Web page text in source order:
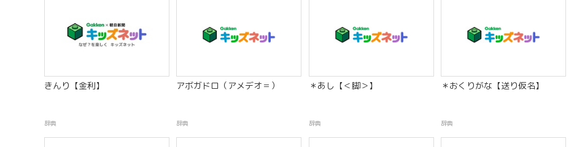
きんり【金利】
辞典
アボガドロ（アメデオ＝）
辞典
＊あし【＜脚＞】
辞典
＊おくりがな【送り仮名】
辞典